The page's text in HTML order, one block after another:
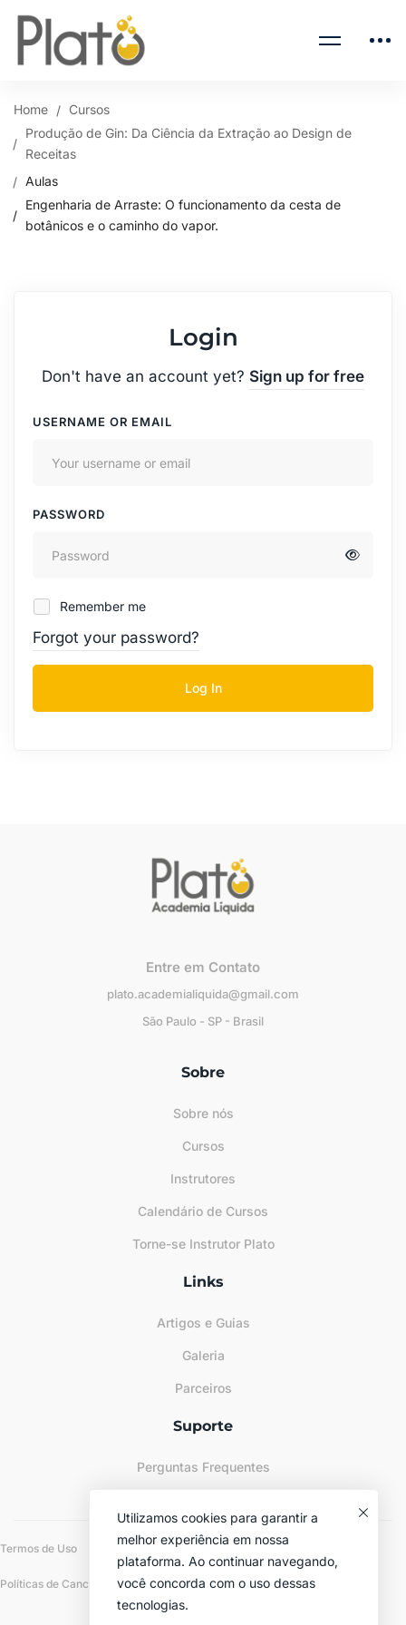
Home
Cursos
Produção de Gin: Da Ciência da Extração ao Design de
Receitas
Aulas
Engenharia de Arraste: O funcionamento da cesta de
botânicos e o caminho do vapor.
Login
Don't have an account yet? Sign up for free
USERNAME OR EMAIL
PASSWORD
Remember me
Forgot your password?
Log In
Entre em Contato
plato.academialiquida@gmail.com
São Paulo - SP - Brasil
Sobre
Sobre nós
Cursos
Instrutores
Calendário de Cursos
Torne-se Instrutor Plato
Links
Artigos e Guias
Galeria
Parceiros
Suporte
Perguntas Frequentes
Termos de Uso Políticas de Privacidade
Políticas de Cancelamento e Reembolso
Utilizamos cookies para garantir a
melhor experiência em nossa
plataforma. Ao continuar navegando,
você concorda com o uso dessas
tecnologias.